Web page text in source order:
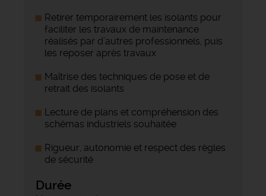
Retirer temporairement les isolants pour
faciliter les travaux de maintenance
réalisés par d’autres professionnels, puis
les reposer après travaux
Maîtrise des techniques de pose et de
retrait des isolants
Lecture de plans et compréhension des
schémas industriels souhaitée
Rigueur, autonomie et respect des règles
de sécurité
Durée